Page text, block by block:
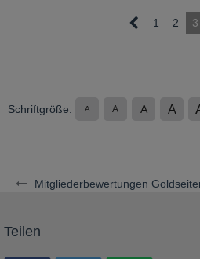
Mitgliederbewertungen
1 2 3
Schriftgröße: A A A A
Teilen